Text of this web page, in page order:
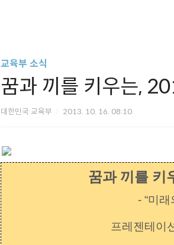
교육부 소식
꿈과 끼를 키우는,
대한민국 교육부 2013. 10. 16. 08:10
꿈과 끼를 키
- “미
프레젠테이